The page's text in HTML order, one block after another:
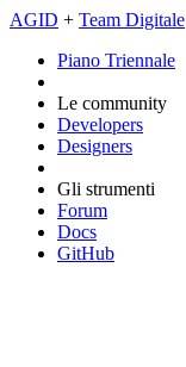
AGID + Team Digitale
Piano Triennale
Le community
Developers
Designers
Gli strumenti
Forum
Docs
GitHub